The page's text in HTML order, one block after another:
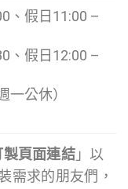
、假日11:00 –
、假日12:00 –
一公休）
製頁面連結 」以
需求的朋友們，